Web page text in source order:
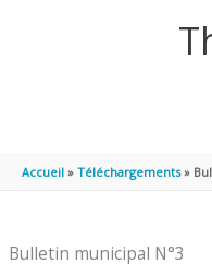
Accueil Téléchargements
Bulletin municipal N°3